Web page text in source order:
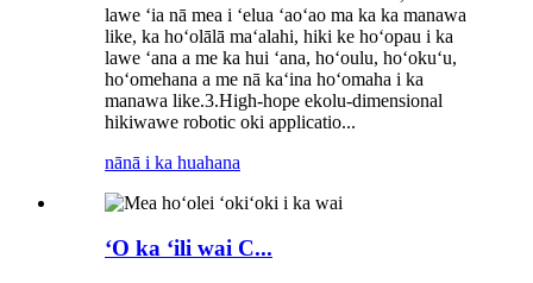
lawe ʻia nā mea i ʻelua ʻaoʻao ma ka ka manawa
like, ka hoʻolālā maʻalahi, hiki ke hoʻopau i ka
lawe ʻana a me ka hui ʻana, hoʻoulu, hoʻokuʻu,
hoʻomehana a me nā kaʻina hoʻomaha i ka
manawa like.3.High-hope ekolu-dimensional
hikiwawe robotic oki applicatio...
nānā i ka huahana
ʻO ka ʻili wai C...